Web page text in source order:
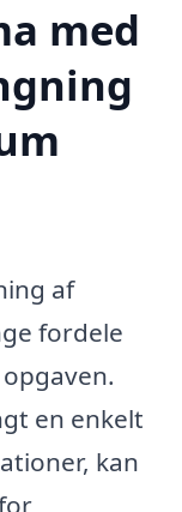
med
af
fordele
en enkelt
kan